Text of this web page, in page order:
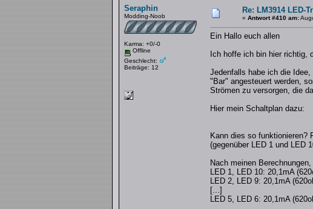
Seraphin
Modding-Noob
Karma: +0/-0
Offline
Geschlecht:
Beiträge: 12
Re: LM3914 LED-
« Antwort #410 am:
Ein Hallo euch allen
Ich hoffe ich bin hier richtig,
Jedenfalls habe ich die
"Bar" angesteuert werden,
Strömen zu versorgen, die
Hier mein Schaltplan dazu:
Kann dies so funktionieren?
(gegenüber LED 1 und LED
Nach meinen
LED 1, LED 10: 20,1mA
LED 2, LED 9: 20,1mA
[...]
LED 5, LED 6: 20,1mA